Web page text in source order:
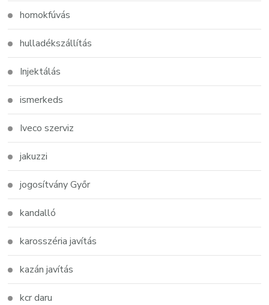
homokfúvás
hulladékszállítás
Injektálás
ismerkeds
Iveco szerviz
jakuzzi
jogosítvány Győr
kandalló
karosszéria javítás
kazán javítás
kcr daru